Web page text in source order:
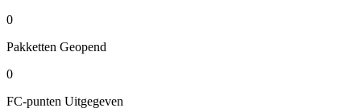
0
Pakketten Geopend
0
FC-punten Uitgegeven